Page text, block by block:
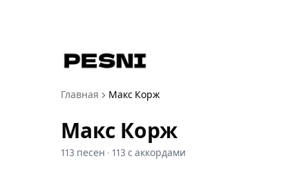
Главная Макс Корж
Макс Корж
113 песен · 113 с аккордами